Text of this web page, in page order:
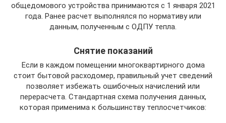
общедомового устройства принимаются с 1 января 2021
года. Ранее расчет выполнялся по нормативу или
данным, полученным с ОДПУ тепла.
Снятие показаний
Если в каждом помещении многоквартирного дома
стоит бытовой расходомер, правильный учет сведений
позволяет избежать ошибочных начислений или
перерасчета. Стандартная схема получения данных,
которая применима к большинству теплосчетчиков: